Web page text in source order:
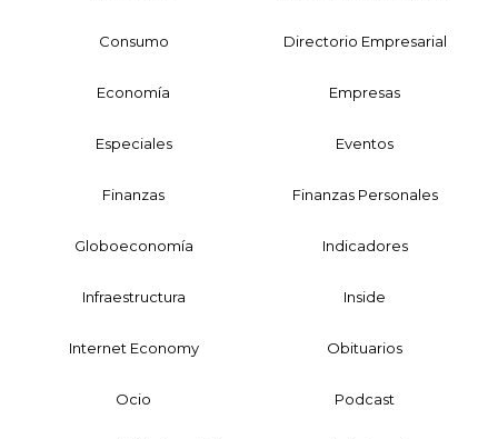
Consumo Directorio Empresarial
Economía Empresas
Especiales Eventos
Finanzas Finanzas Personales
Globoeconomía Indicadores
Infraestructura Inside
Internet Economy Obituarios
Ocio Podcast